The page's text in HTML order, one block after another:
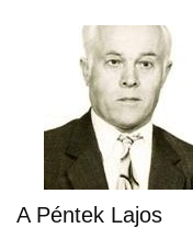
A Péntek Lajos